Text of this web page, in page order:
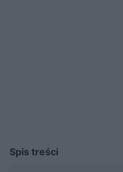
Spis treści